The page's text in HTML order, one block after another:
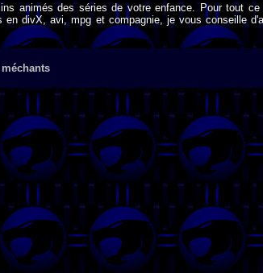
animés des séries de votre enfance. Pour tout ce
en divX, avi, mpg et compagnie, je vous conseille